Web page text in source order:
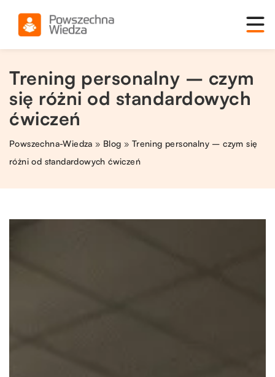
Trening personalny – czym
się różni od standardowych
ćwiczeń
Powszechna-Wiedza » Blog » Trening personalny – czym się
różni od standardowych ćwiczeń